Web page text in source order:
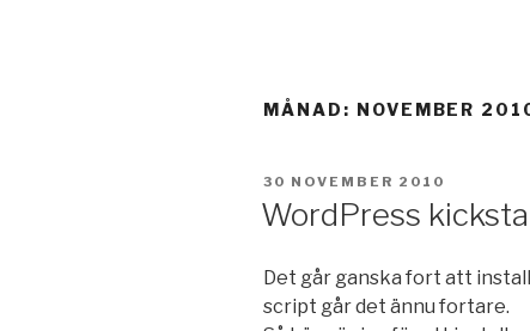
MÅNAD: NOVEMBER
PUBLICERAT
30 NOVEMBER 2010
WordPress
Det går ganska fort att
script går det ännu fortare.